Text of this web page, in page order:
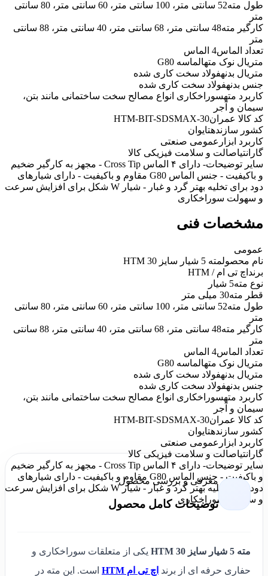
طول مته
52 سانتی متر، 100 سانتی متر، 60 سانتی متر، 80 سانتی
متر
کارگیر مته
48 سانتی متر، 68 سانتی متر، 40 سانتی متر، 88 سانتی
متر
تعداد الماس4 الماس
متریال نوک متهالماسه G80
متریال بدنهفولاد سخت کاری شده
جنس بدنهفولاد سخت کاری شده
کاربرد متهسوراخکاری انواع مصالح سخت ساختمانی مانند بتن،
سیمان و آجر
کد کالا عمرانHTM-BIT-SDSMAX-30
کشور سازندهتایوان
کاربرد ابزار عمومی صنعتی
گارانتیاصالت و سلامت فیزیکی کالا
سایر توضیحات
- دارای ۴ الماس Cross Tip - مجهز به کارگیر ضخیم
و باکیفیت - جنس الماس G80 مقاوم و باکیفیت - دارای شیارهای
دود برای تخلیه بهتر گرد و غبار - شیار W شکل برای افزایش سرعت
و سهولت سوراخکاری
مشخصات فنی
عمومی
نام محصولمته 5 شیار سایز 30 HTM
برند اچ تی ام / HTM
نوع مته5 شیار
قطر مته30 میلی متر
طول مته
52 سانتی متر، 100 سانتی متر، 60 سانتی متر، 80 سانتی
متر
کارگیر مته
48 سانتی متر، 68 سانتی متر، 40 سانتی متر، 88 سانتی
متر
تعداد الماس4 الماس
متریال نوک متهالماسه G80
متریال بدنهفولاد سخت کاری شده
جنس بدنهفولاد سخت کاری شده
کاربرد متهسوراخکاری انواع مصالح سخت ساختمانی مانند بتن،
سیمان و آجر
کد کالا عمرانHTM-BIT-SDSMAX-30
کشور سازندهتایوان
کاربرد ابزار عمومی صنعتی
گارانتیاصالت و سلامت فیزیکی کالا
سایر توضیحات
- دارای ۴ الماس Cross Tip - مجهز به کارگیر ضخیم
و باکیفیت - جنس الماس G80 مقاوم و باکیفیت - دارای شیارهای
دود برای تخلیه بهتر گرد و غبار - شیار W شکل برای افزایش سرعت
و سهولت سوراخکاری
معرفی و بررسی محصول
توضیحات کامل محصول
مته 5 شیار سایز 30 HTM
یکی از متعلقات سوراخکاری و
حفاری حرفه ای از برند اچ تی ام HTM
است. این مته در